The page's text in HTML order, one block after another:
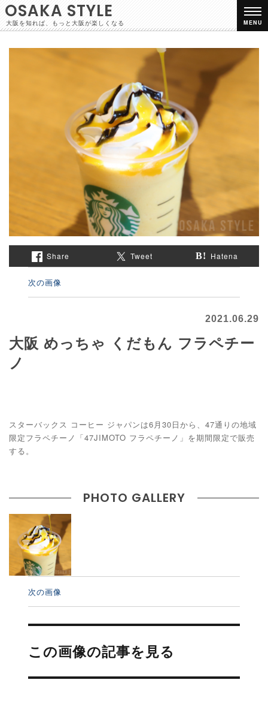
OSAKA STYLE
大阪を知れば、もっと大阪が楽しくなる MENU
Share Tweet Hatena
次の画像
2021.06.29
大阪 めっちゃ くだもん フラペチー
ノ
スターバックス コーヒー ジャパンは6月30日から、47通りの地域
限定フラペチーノ「47JIMOTO フラペチーノ」を期間限定で販売
する。
PHOTO GALLERY
次の画像
投
ナ
ビ
ー
この画像の記事を見る